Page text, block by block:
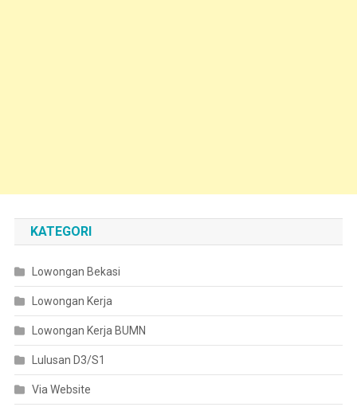
KATEGORI
Lowongan Bekasi
Lowongan Kerja
Lowongan Kerja BUMN
Lulusan D3/S1
Via Website